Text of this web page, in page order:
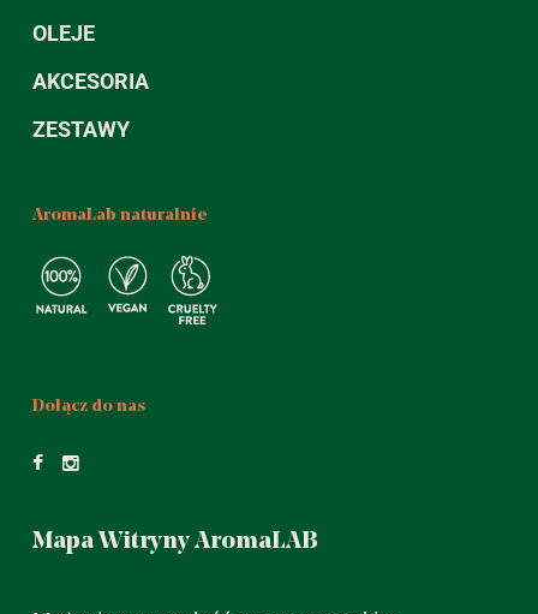
OLEJE
AKCESORIA
ZESTAWY
AromaLab naturalnie
Dołącz do nas
Mapa Witryny AromaLAB